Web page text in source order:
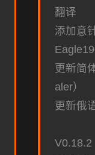
翻译
添加意
更新简
aler）
更新俄
V0.18.2